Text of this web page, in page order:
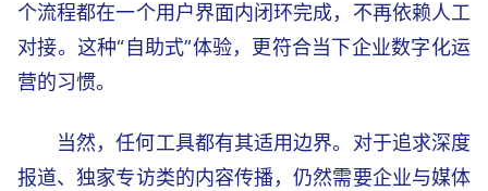
个流程都在一个用户界面内闭环完成，不再依赖人工
对接。这种“自助式”体验，更符合当下企业数字化运
营的习惯。
当然，任何工具都有其适用边界。对于追求深度
报道、独家专访类的内容传播，仍然需要企业与媒体